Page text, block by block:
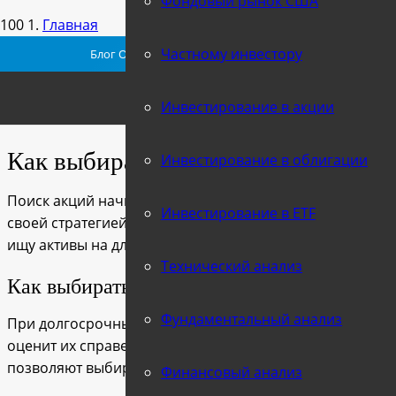
Блог Оксаны Гафаити о трейдинге и инвестициях на
Частному инвестору
Инвестирование в акции
Инвестирование в облигации
Инвестирование в ETF
Технический анализ
Фундаментальный анализ
Финансовый анализ
Главная
Анализ графиков и акций
Как выбирать акции?
Как выбирать акции?
Поиск акций начинается с определения параметров
своей стратегией. Я чаще торгую, чем инвестирую, в
ищу активы на длительный (свыше 2-х лет) срок и
Как выбирать акции для инвестиций?
При долгосрочных вложениях мне интересны бумаги,
оценит их справедливо, а их цена возрастет). Для того
позволяют выбирать такие акции, по следующим